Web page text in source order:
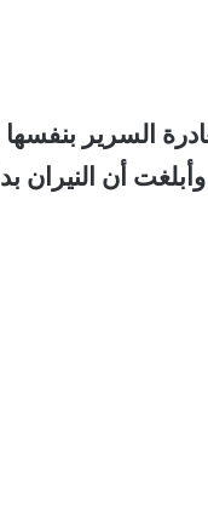
السرير بنفسها
أن النيران